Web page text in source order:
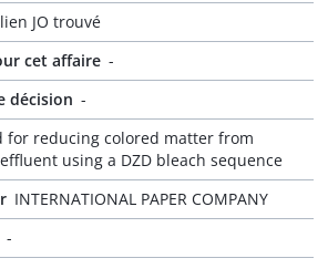
JO trouvé
cet affaire -
décision -
for reducing colored matter from
using a DZD bleach sequence
INTERNATIONAL PAPER COMPANY
-